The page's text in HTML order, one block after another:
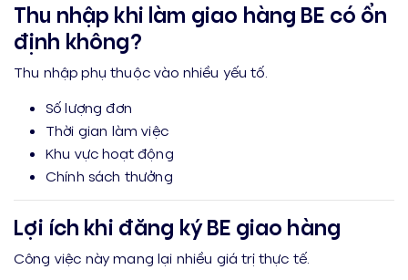
Thu nhập khi làm giao hàng BE có ổn
định không?
Thu nhập phụ thuộc vào nhiều yếu tố.
Số lượng đơn
Thời gian làm việc
Khu vực hoạt động
Chính sách thưởng
Lợi ích khi đăng ký BE giao hàng
Công việc này mang lại nhiều giá trị thực tế.